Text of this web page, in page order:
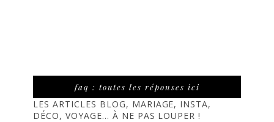
faq : toutes les réponses ici
LES ARTICLES BLOG, MARIAGE, INSTA,
DÉCO, VOYAGE... À NE PAS LOUPER !